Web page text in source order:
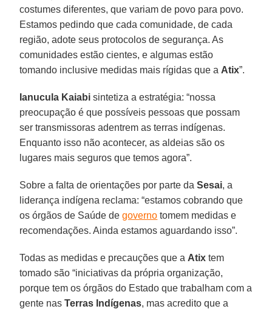
costumes diferentes, que variam de povo para povo.
Estamos pedindo que cada comunidade, de cada
região, adote seus protocolos de segurança. As
comunidades estão cientes, e algumas estão
tomando inclusive medidas mais rígidas que a Atix”.
Ianucula Kaiabi sintetiza a estratégia: “nossa
preocupação é que possíveis pessoas que possam
ser transmissoras adentrem as terras indígenas.
Enquanto isso não acontecer, as aldeias são os
lugares mais seguros que temos agora”.
Sobre a falta de orientações por parte daSesai, a
liderança indígena reclama: “estamos cobrando que
os órgãos de Saúde degoverno tomem medidas e
recomendações. Ainda estamos aguardando isso”.
Todas as medidas e precauções que a Atix tem
tomado são “iniciativas da própria organização,
porque tem os órgãos do Estado que trabalham com a
gente nasTerras Indígenas, mas acredito que a